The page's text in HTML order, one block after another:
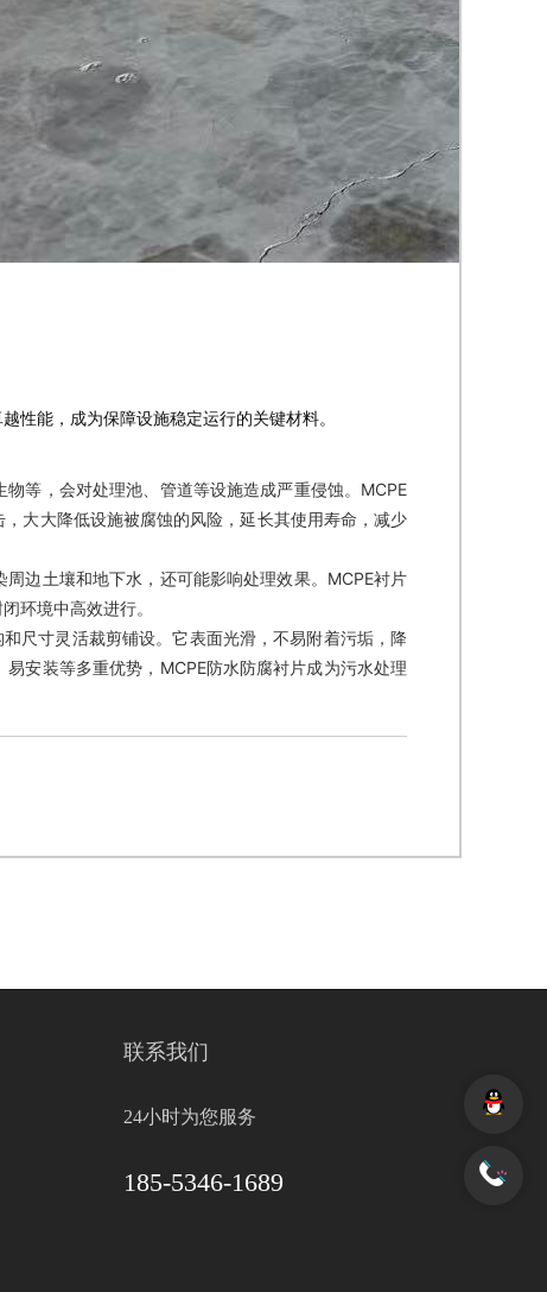
性能，成为保障设施稳定运行的关键材料。
等，会对处理池、管道等设施造成严重侵蚀。MCPE
大大降低设施被腐蚀的风险，延长其使用寿命，减少
边土壤和地下水，还可能影响处理效果。MCPE衬片
环境中高效进行。
尺寸灵活裁剪铺设。它表面光滑，不易附着污垢，降
安装等多重优势，MCPE防水防腐衬片成为污水处理
联系我们
24小时为您服务
185-5346-1689